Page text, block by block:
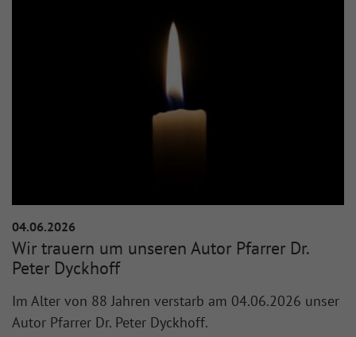
04.06.2026
Wir trauern um unseren Autor Pfarrer Dr.
Peter Dyckhoff
Im Alter von 88 Jahren verstarb am 04.06.2026 unser
Autor Pfarrer Dr. Peter Dyckhoff.